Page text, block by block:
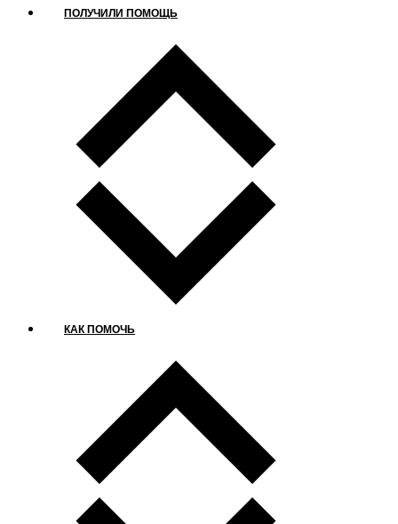
ПОЛУЧИЛИ ПОМОЩЬ
КАК ПОМОЧЬ